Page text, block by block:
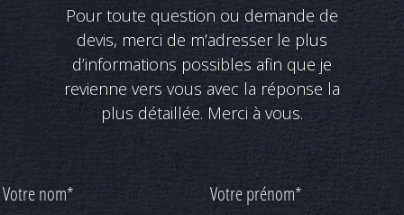
Pour toute question ou demande de
devis, merci de m’adresser le plus
d’informations possibles afin que je
revienne vers vous avec la réponse la
plus détaillée. Merci à vous.